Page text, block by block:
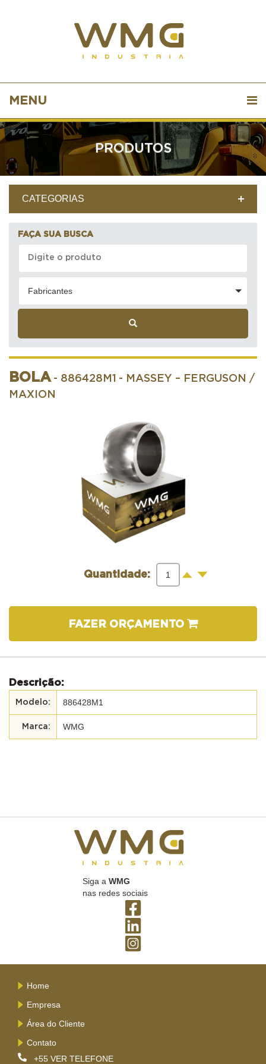
MENU
PRODUTOS
CATEGORIAS
FAÇA SUA BUSCA
Fabricantes
BOLA - 886428M1 - MASSEY – FERGUSON /
MAXION
Quantidade: + -
FAZER ORÇAMENTO
Descrição:
886428M1
WMG
Siga a WMG
nas redes sociais
Home
Empresa
Área do Cliente
Contato
+55 VER TELEFONE